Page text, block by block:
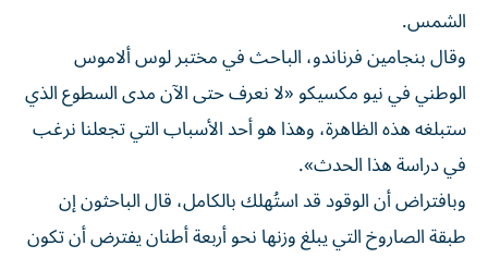
الشمس.
وقال بنجامين فرناندو، الباحث في مختبر لوس ألاموس
الوطني في نيو مكسيكو «لا نعرف حتى الآن مدى السطوع الذي
ستبلغه هذه الظاهرة، وهذا هو أحد الأسباب التي تجعلنا نرغب
في دراسة هذا الحدث».
وبافتراض أن الوقود قد استُهلك بالكامل، قال الباحثون إن
طبقة الصاروخ التي يبلغ وزنها نحو أربعة أطنان يفترض أن تكون